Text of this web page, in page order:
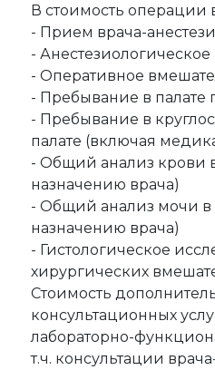
В стоимость операции
- Прием врача-
-
- Оперативное
- Пребывание в палате
- Пребывание в
палате (включая
- Общий анализ крови
назначению врача)
- Общий анализ мочи в
назначению врача)
- Гистологическое
хирургических
Стоимость
консультационных
лабораторно-
т.ч. консультации